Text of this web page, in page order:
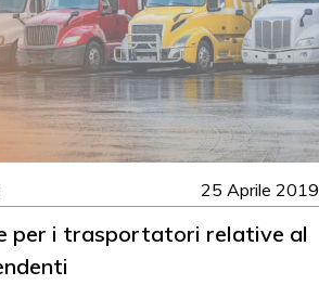
25 Aprile 2019
per i trasportatori relative al